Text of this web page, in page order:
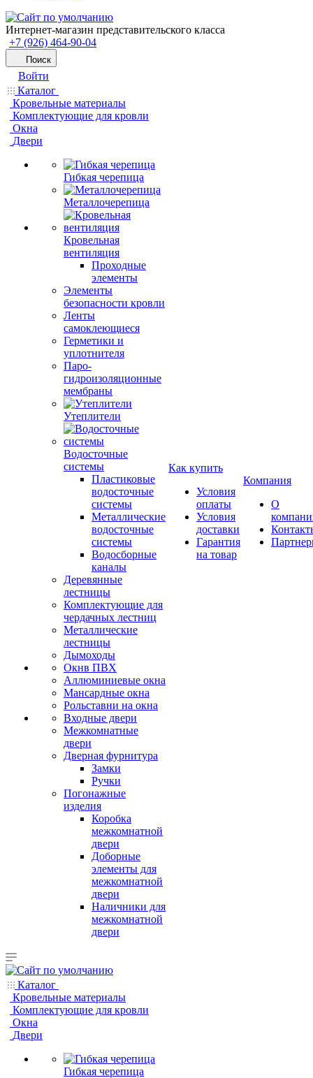
Интернет-магазин представительского класса
+7 (926) 464-90-04
Поиск
Войти
Каталог
Кровельные материалы
Комплектующие для кровли
Окна
Двери
Гибкая черепица
Металлочерепица
Кровельная
вентиляция
Проходные
элементы
Элементы
безопасности кровли
Ленты
самоклеющиеся
Герметики и
уплотнителя
Паро-
гидроизоляционные
мембраны
Утеплители
Водосточные
системы
Пластиковые
водосточные
системы
Металлические
водосточные
системы
Водосборные
каналы
Деревянные
лестницы
Комплектующие для
чердачных лестниц
Металлические
лестницы
Дымоходы
Окнв ПВХ
Аллюминиевые окна
Мансардные окна
Рольставни на окна
Входные двери
Межкомнатные
двери
Дверная фурнитура
Замки
Ручки
Погонажные
изделия
Коробка
межкомнатной
двери
Доборные
элементы для
межкомнатной
двери
Наличники для
межкомнатной
двери
Как купить
Условия
оплаты
Условия
доставки
Гарантия
на товар
Компания
О
Каталог
Кровельные материалы
Комплектующие для кровли
Окна
Двери
Гибкая черепица